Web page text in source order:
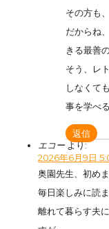
その方も
だからね
きる最善
そう、レ
しなくて
事を学べ
返信
エコー より:
2026年6月9日
奥園先生、初めま
毎日楽しみに読
離れて暮らす夫